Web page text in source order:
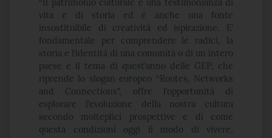
“Il patrimonio culturale è una testimonianza di
vita e di storia ed è anche una fonte
insostituibile di creatività ed ispirazione. E’
fondamentale per comprendere le radici, la
storia e l’identità di una comunità o di un intero
paese e il tema di quest’anno delle GEP, che
riprende lo slogan europeo “Routes, Networks
and Connections”, offre l’opportunità di
esplorare l’evoluzione della nostra cultura
secondo molteplici prospettive e di come
questa condizioni oggi il modo di vivere,